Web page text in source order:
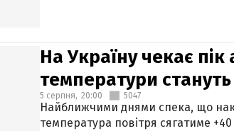
На Україну чекає
температури
5 серпня, 20:00 5047
Найближчими днями спека, що
температура повітря сягатиме